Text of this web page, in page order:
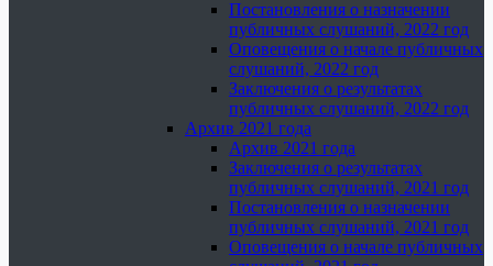
Постановления о назначении
публичных слушаний, 2022 год
Оповещения о начале публичных
слушаний, 2022 год
Заключения о результатах
публичных слушаний, 2022 год
Архив 2021 года
Архив 2021 года
Заключения о результатах
публичных слушаний, 2021 год
Постановления о назначении
публичных слушаний, 2021 год
Оповещения о начале публичных